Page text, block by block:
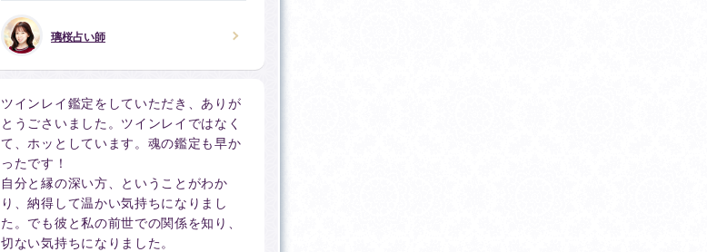
璃桜占い師
ツインレイ鑑定をしていただき、ありが
とうごさいました。ツインレイではなく
て、ホッとしています。魂の鑑定も早か
ったです！
自分と縁の深い方、ということがわか
り、納得して温かい気持ちになりまし
た。でも彼と私の前世での関係を知り、
切ない気持ちになりました。